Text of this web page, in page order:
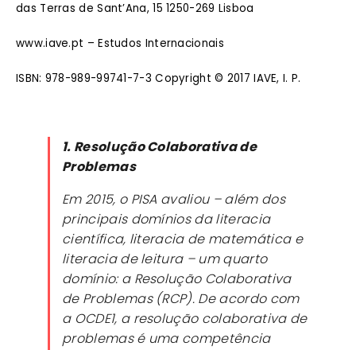
das Terras de Sant’Ana, 15 1250-269 Lisboa
www.iave.pt – Estudos Internacionais
ISBN: 978-989-99741-7-3 Copyright © 2017 IAVE, I. P.
1. Resolução Colaborativa de
Problemas
Em 2015, o PISA avaliou – além dos
principais domínios da literacia
científica, literacia de matemática e
literacia de leitura – um quarto
domínio: a Resolução Colaborativa
de Problemas (RCP). De acordo com
a OCDE1, a resolução colaborativa de
problemas é uma competência